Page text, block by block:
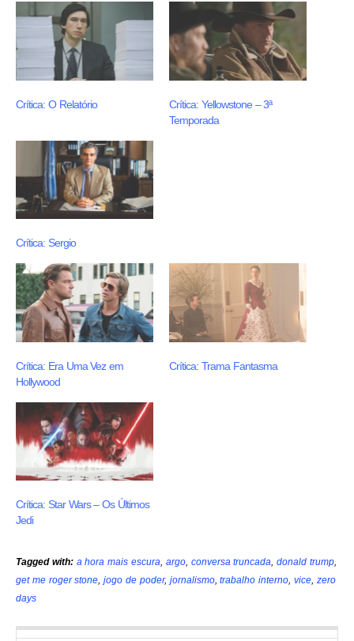
Crítica: O Relatório
Crítica: Yellowstone – 3ª
Temporada
Crítica: Sergio
Crítica: Era Uma Vez em
Hollywood
Crítica: Trama Fantasma
Crítica: Star Wars – Os Últimos
Jedi
Tagged with: a hora mais escura, argo, conversa truncada,donald trump,
get me roger stone,jogo de poder, jornalismo,trabalho interno,vice, zero
days